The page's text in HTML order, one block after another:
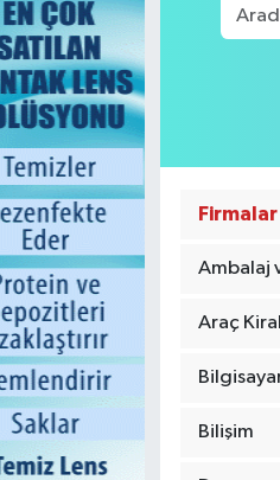
Ambalaj
Araç
Bilişim
Son Dakika Haberleri
Haber Arşivi